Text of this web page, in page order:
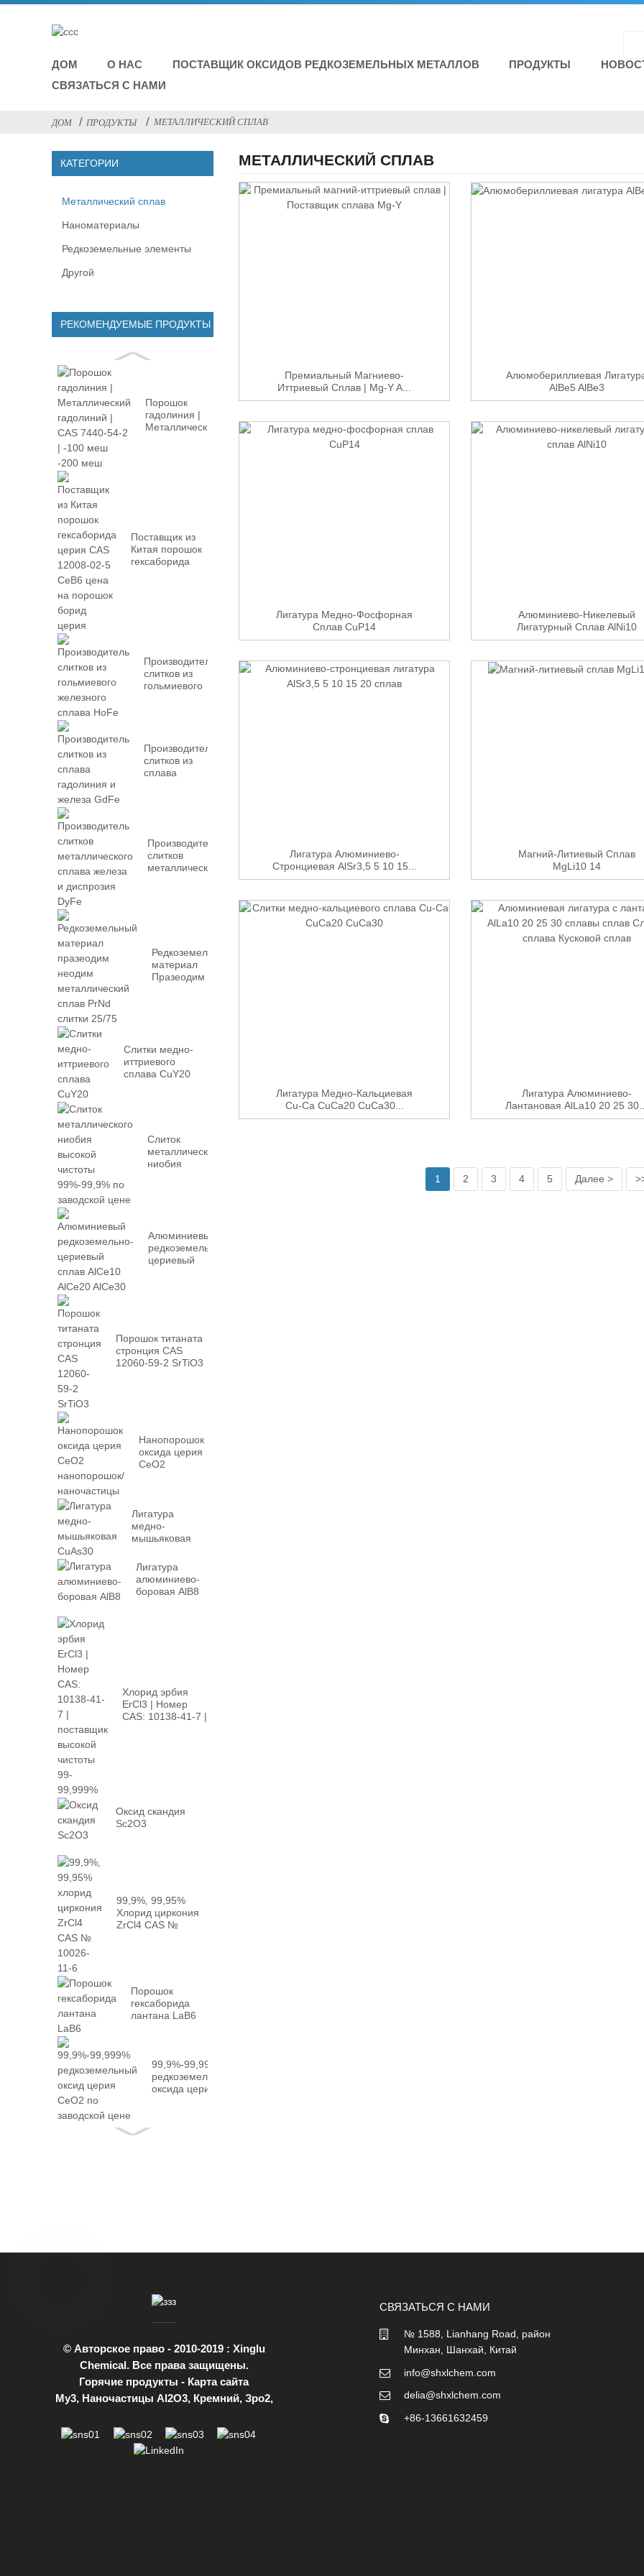
ДОМ О НАС ПОСТАВЩИК ОКСИДОВ РЕДКОЗЕМЕЛЬНЫХ МЕТАЛЛОВ ПРОДУКТЫ
СВЯЗАТЬСЯ С НАМИ
ДОМ ПРОДУКТЫ МЕТАЛЛИЧЕСКИЙ СПЛАВ
КАТЕГОРИИ
Металлический сплав
Наноматериалы
Редкоземельные элементы
Другой
РЕКОМЕНДУЕМЫЕ ПРОДУКТЫ
Порошок
гадолиния |
Металлический
Поставщик из
Китая порошок
гексаборида
Производитель
слитков из
гольмиевого
Производитель
слитков из
сплава
Производитель
слитков
металлического
Редкоземельный
материал
Празеодим
Слитки медно-
иттриевого
сплава CuY20
Слиток
металлического
ниобия
Алюминиевый
редкоземельно-
цериевый
Порошок титаната
стронция CAS
12060-59-2 SrTiO3
Нанопорошок
оксида церия
CeO2
Лигатура
медно-
мышьяковая
Лигатура
алюминиево-
боровая AlB8
Хлорид эрбия
ErCl3 | Номер
CAS: 10138-41-7 |
Оксид скандия
Sc2O3
99,9%, 99,95%
Хлорид циркония
ZrCl4 CAS №
Порошок
гексаборида
лантана LaB6
99,9%-99,999%
редкоземельного
оксида церия
МЕТАЛЛИЧЕСКИЙ СПЛАВ
Премиальный Магниево-
Иттриевый Сплав | Mg-Y A...
Алюмобериллиевая
AlBe5 AlBe3
Лигатура Медно-Фосфорная
Сплав CuP14
Алюминиево-Никелевый
Лигатурный Сплав AlNi10
Лигатура Алюминиево-
Стронциевая AlSr3,5 5 10 15...
Магний-Литиевый Сплав
MgLi10 14
Лигатура Медно-Кальциевая
Cu-Ca CuCa20 CuCa30...
Лигатура Алюминиево-
Лантановая AlLa10 20 25
1 2 3 4 5 Далее >
© Авторское право - 2010-2019 : Xinglu
Chemical. Все права защищены.
Горячие продукты - Карта сайта
Му3, Наночастицы Al2O3, Кремний, Зро2,
СВЯЗАТЬСЯ С НАМИ
№ 1588, Lianhang Road, район
Минхан, Шанхай, Китай
info@shxlchem.com
delia@shxlchem.com
+86-13661632459